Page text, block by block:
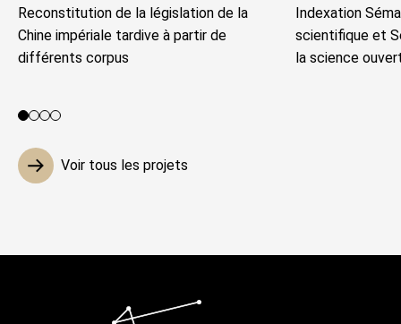
Voir tous les projets
Reconstitution de la législation de la
Chine impériale tardive à partir de
différents corpus
Indexation
scientifique et
la science
Voir le projet 1
Voir le projet 2
Voir le projet 3
Voir le projet 4